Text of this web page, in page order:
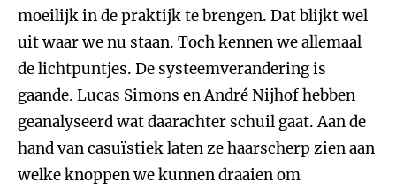
moeilijk in de praktijk te brengen. Dat blijkt wel
uit waar we nu staan. Toch kennen we allemaal
de lichtpuntjes. De systeemverandering is
gaande. Lucas Simons en André Nijhof hebben
geanalyseerd wat daarachter schuil gaat. Aan de
hand van casuïstiek laten ze haarscherp zien aan
welke knoppen we kunnen draaien om